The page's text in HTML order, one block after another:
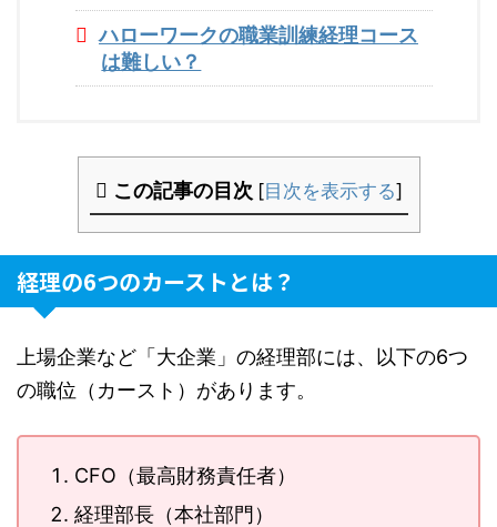
ハローワークの職業訓練経理コース
は難しい？
この記事の目次 [目次を表示する]
経理の6つのカーストとは？
上場企業など「大企業」の経理部には、以下の6つ
の職位（カースト）があります。
CFO（最高財務責任者）
経理部長（本社部門）